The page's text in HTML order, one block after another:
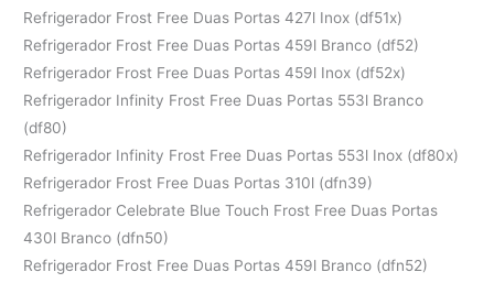
Refrigerador Frost Free Duas Portas 427l Inox (df51x)
Refrigerador Frost Free Duas Portas 459l Branco (df52)
Refrigerador Frost Free Duas Portas 459l Inox (df52x)
Refrigerador Infinity Frost Free Duas Portas 553l Branco
(df80)
Refrigerador Infinity Frost Free Duas Portas 553l Inox (df80x)
Refrigerador Frost Free Duas Portas 310l (dfn39)
Refrigerador Celebrate Blue Touch Frost Free Duas Portas
430l Branco (dfn50)
Refrigerador Frost Free Duas Portas 459l Branco (dfn52)